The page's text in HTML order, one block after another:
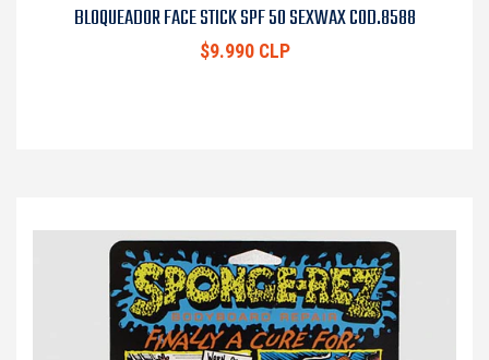
BLOQUEADOR FACE STICK SPF 50 SEXWAX COD.8588
$9.990 CLP